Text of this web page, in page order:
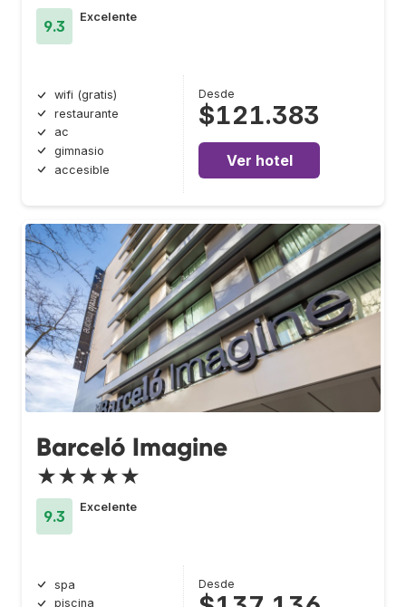
9.3
Excelente
wifi (gratis)
restaurante
ac
gimnasio
accesible
Desde
$121.383
Ver hotel
Barceló Imagine
★★★★★
9.3
Excelente
spa
piscina
Desde